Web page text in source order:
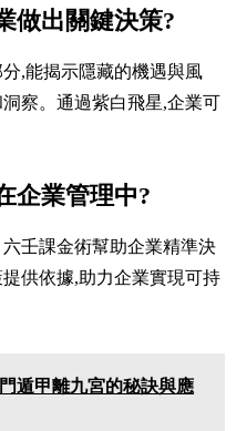
做出關鍵決策?
,能揭示隱藏的機遇與風
察。通過紫白飛星,企業可
企業管理中?
壬課金術幫助企業精準決
供依據,助力企業實現可持
遁甲離九宮的秘訣與應